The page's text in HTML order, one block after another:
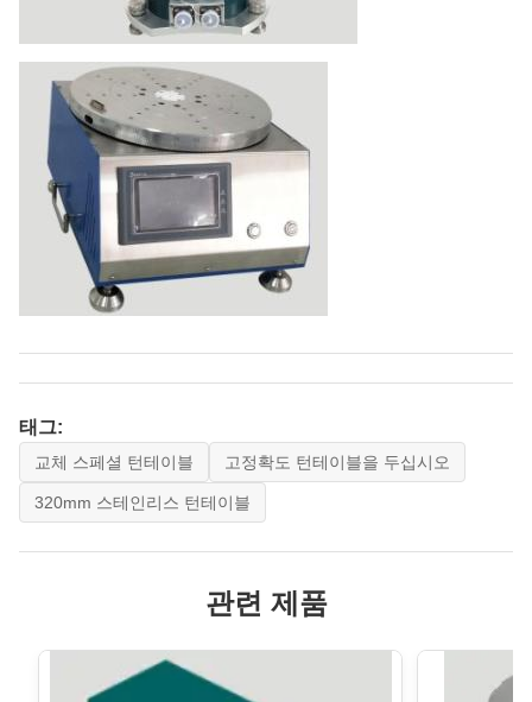
태그:
교체 스페셜 턴테이블 고정확도 턴테이블을 두십시오
320mm 스테인리스 턴테이블
관련 제품